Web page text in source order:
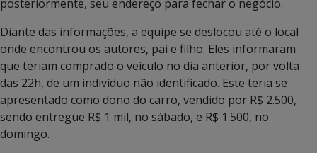
posteriormente, seu endereço para fechar o negócio.
Diante das informações, a equipe se deslocou até o local
onde encontrou os autores, pai e filho. Eles informaram
que teriam comprado o veículo no dia anterior, por volta
das 22h, de um indivíduo não identificado. Este teria se
apresentado como dono do carro, vendido por R$ 2.500,
sendo entregue R$ 1 mil, no sábado, e R$ 1.500, no
domingo.